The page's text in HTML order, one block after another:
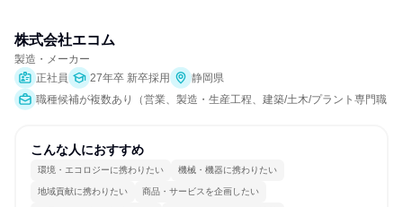
株式会社エコム
製造・メーカー
正社員
27年卒 新卒採用
静岡県
職種候補が複数あり（営業、製造・生産工程、建築/土木/プラント専門職）
こんな人におすすめ
環境・エコロジーに携わりたい 機械・機器に携わりたい
地域貢献に携わりたい 商品・サービスを企画したい